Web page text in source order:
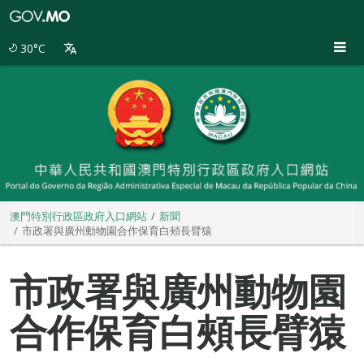
30°C
澳門特別行政區政府入口網站
新聞
市政署與廣州動物園合作保育白頰長臂猿
市政署與廣州動物園
合作保育白頰長臂猿